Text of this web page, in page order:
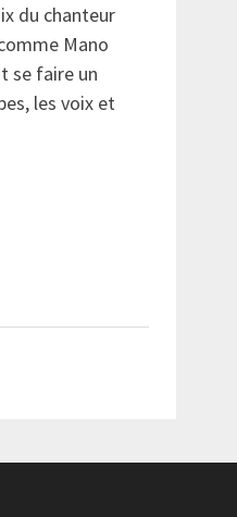
du chanteur
Mano
se faire un
les voix et